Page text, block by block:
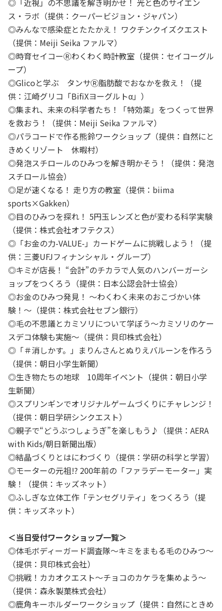
◎「近視」の不思議を解き明かせ！ 光と色のサイエン
ス・ラボ（提供：クーパービジョン・ジャパン）
◎みんなで感染症とたたかえ！ ワクチンクイズクエスト
（提供：Meiji Seika ファルマ）
◎時育セイコーⓇわくわく時計教室（提供：セイコーグル
ープ）
◎Glicoと学ぶ タンサⓇ脂肪酸でおなかを救え！（提
供：江崎グリコ「BifiXヨーグルトα」）
◎集まれ、未来の科学者たち！「特効薬」をつくって世界
を救おう！（提供：Meiji Seika ファルマ）
◎パラコードで作る熊鈴ワークショップ（提供：自然にと
きめくリゾート 休暇村）
◎発泡スチロールのひみつを解き明かそう！（提供：発泡
スチロール協会）
◎足が速くなる！ 走り方の教室（提供：biima
sports×Gakken）
◎目のひみつを探れ！ 5円玉レンズと色が変わる科学実験
（提供：株式会社オフテクス）
◎「お金の力-VALUE-」カードゲームに挑戦しよう！（提
供：三菱UFJフィナンシャル・グループ）
◎キミが店長！ “会計”のチカラで人気のハンバーガーシ
ョップをつくろう（提供：日本公認会計士協会）
◎お金のひみつ発見！ ～わくわく未来のおこづかい体
験！～（提供：株式会社セブン銀行）
◎毛の不思議とカミソリについて学ぼう～カミソリのケー
スデコ体験も実施～（提供：貝印株式会社）
◎「＃消しかす。」まりんさんとぬりえバルーンを作ろう
（提供：朝日小学生新聞）
◎生き物たちの地球 10周年イベント（提供：朝日小学
生新聞）
◎スプリンギンでオリジナルゲームづくりにチャレンジ！
（提供：朝日学研シンクエスト）
◎親子で“どうぶつしょうぎ”を楽しもう♪（提供：AERA
with Kids/朝日新聞出版）
◎結晶づくりとはにわづくり（提供：学研の科学と学習）
◎モーターの元祖!? 200年前の「ファラデーモーター」実
験！（提供：キッズネット）
◎ふしぎな立体工作「テンセグリティ」をつくろう（提
供：キッズネット）
＜当日受付ワークショップ一覧＞
◎体毛ボディーガード調査隊～キミをまもる毛のひみつ～
（提供：貝印株式会社）
◎挑戦！カカオクエスト～チョコのカケラを集めよう～
（提供：森永製菓株式会社）
◎鹿角キーホルダーワークショップ（提供：自然にときめ